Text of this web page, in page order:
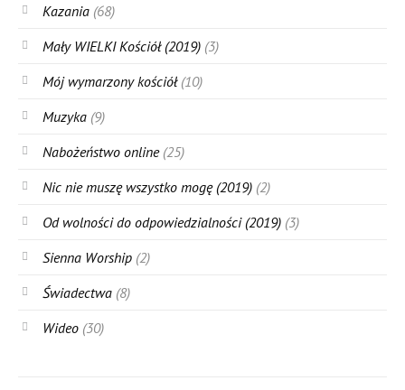
Kazania (68)
Mały WIELKI Kościół (2019) (3)
Mój wymarzony kościół(10)
Muzyka (9)
Nabożeństwo online(25)
Nic nie muszę wszystko mogę (2019) (2)
Od wolności do odpowiedzialności (2019) (3)
Sienna Worship (2)
Świadectwa (8)
Wideo (30)